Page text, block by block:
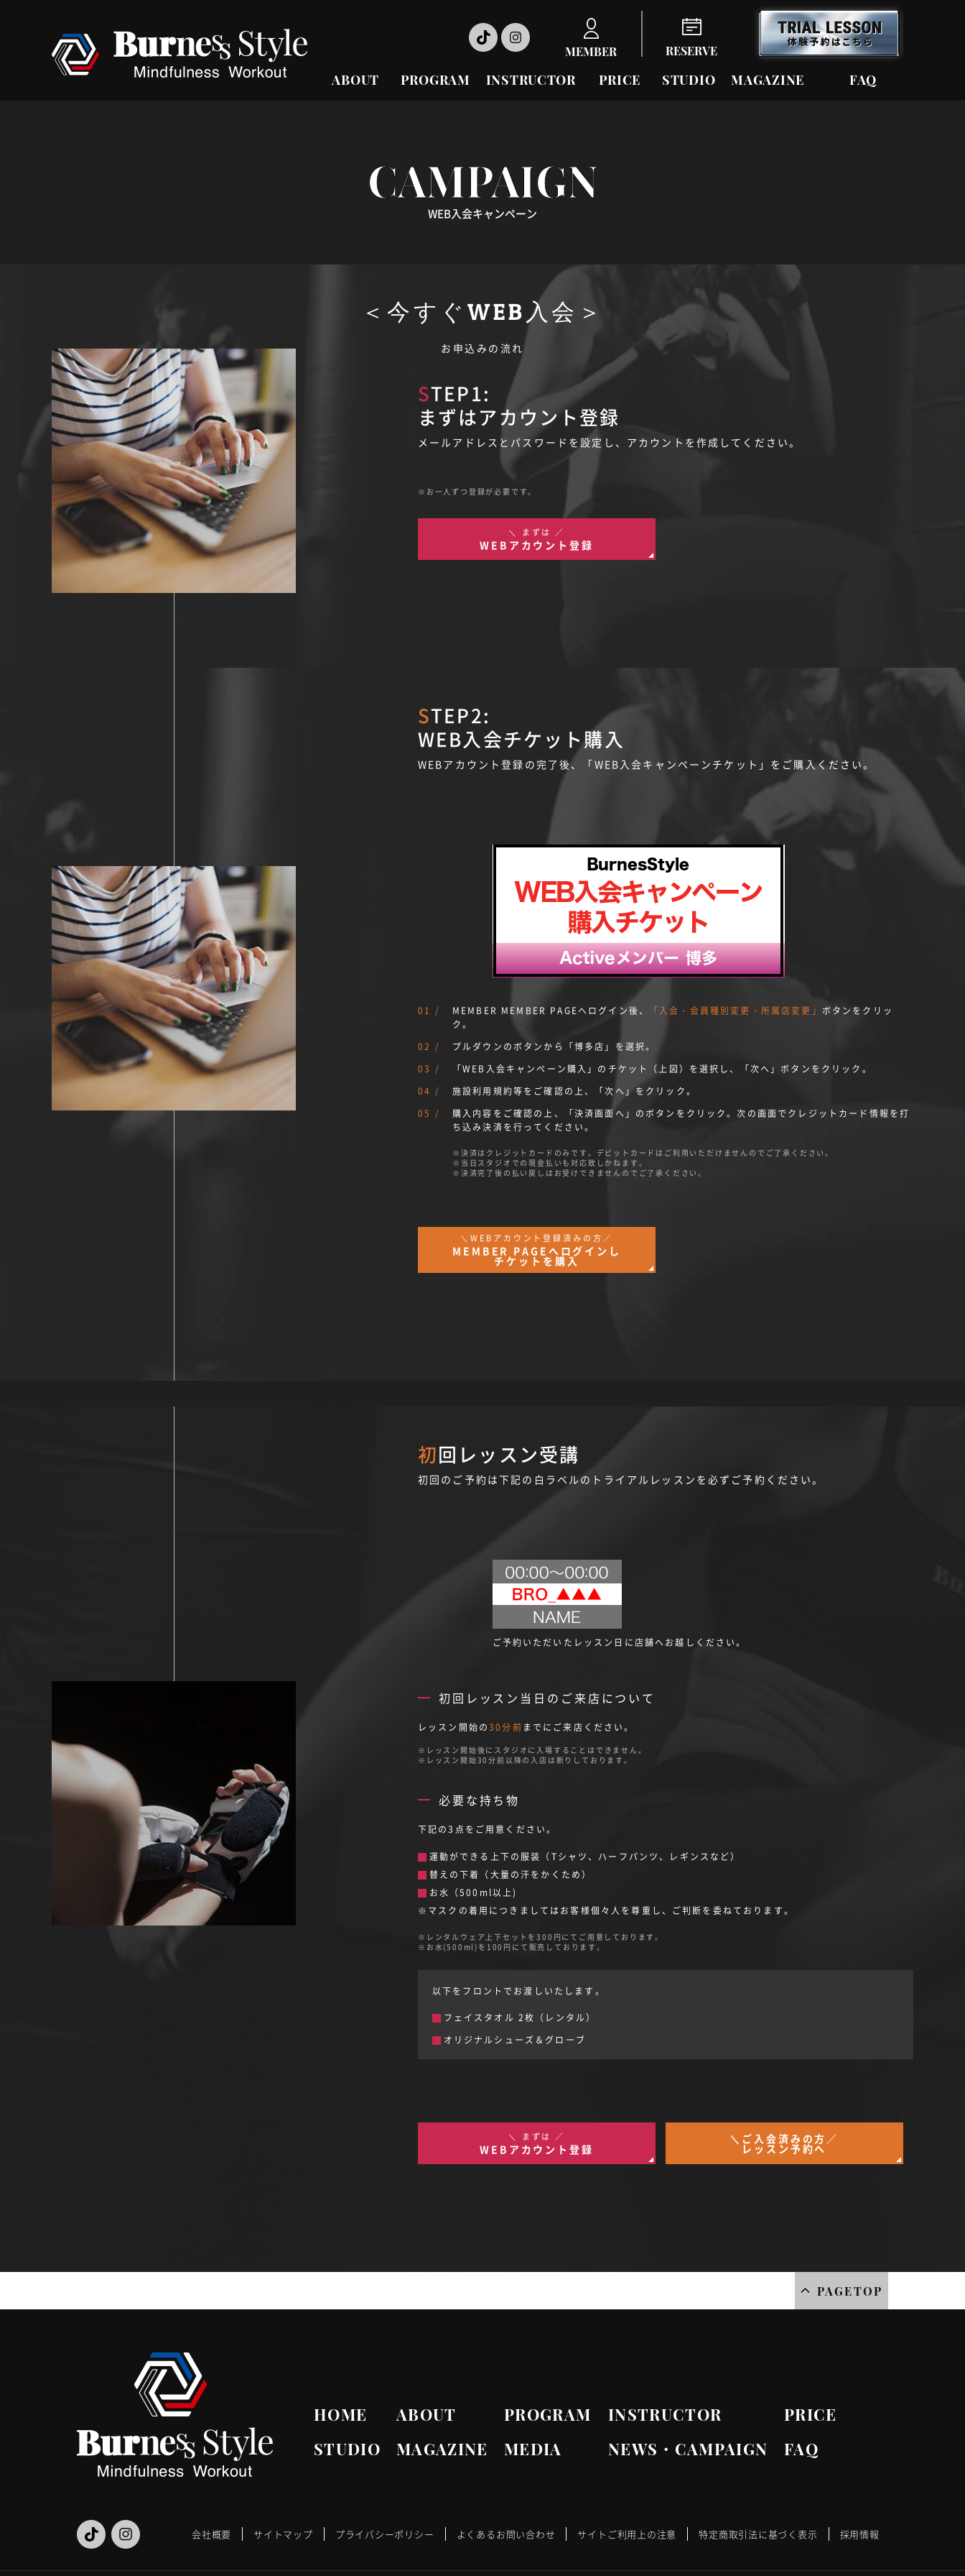
MEMBER RESERVE
ABOUT PROGRAM INSTRUCTOR PRICE STUDIO MAGAZINE FAQ
CAMPAIGN
WEB入会キャンペーン
＜今すぐWEB入会＞
お申込みの流れ
STEP1:
まずはアカウント登録
メールアドレスとパスワードを設定し、アカウントを作成してください。
お一人ずつ登録が必要です。
＼ まずは ／
WEBアカウント登録
STEP2:
WEB入会チケット購入
WEBアカウント登録の完了後、「WEB入会キャンペーンチケット」をご購入ください。
MEMBER MEMBER PAGEへログイン後、 「入会・会員種別変更・所属店変更」 ボタンをクリッ
ク。
プルダウンのボタンから「博多店」を選択。
「WEB入会キャンペーン購入」のチケット（上図）を選択し、「次へ」ボタンをクリック。
施設利用規約等をご確認の上、「次へ」をクリック。
購入内容をご確認の上、「決済画面へ」のボタンをクリック。次の画面でクレジットカード情報を打
ち込み決済を行ってください。
決済はクレジットカードのみです。デビットカードはご利用いただけませんのでご了承ください。
当日スタジオでの現金払いも対応致しかねます。
決済完了後の払い戻しはお受けできませんのでご了承ください。
＼WEBアカウント登録済みの方／
MEMBER PAGEへログインし
チケットを購入
初回レッスン受講
初回のご予約は下記の白ラベルのトライアルレッスンを必ずご予約ください。
ご予約いただいたレッスン日に店舗へお越しください。
初回レッスン当日のご来店について
レッスン開始の30分前 までにご来店ください。
レッスン開始後にスタジオに入場することはできません。
レッスン開始30分前以降の入店は断りしております。
必要な持ち物
下記の3点をご用意ください。
運動ができる上下の服装（Tシャツ、ハーフパンツ、レギンスなど）
替えの下着（大量の汗をかくため）
お水（500ml以上)
※マスクの着用につきましてはお客様個々人を尊重し、ご判断を委ねております。
レンタルウェア上下セットを300円にてご用意しております。
お水(500ml)を100円にて販売しております。
以下をフロントでお渡しいたします。
フェイスタオル 2枚（レンタル）
オリジナルシューズ＆グローブ
＼ まずは ／
WEBアカウント登録
＼ご入会済みの方／
レッスン予約へ
PAGETOP
HOME ABOUT PROGRAM INSTRUCTOR
PRICE
STUDIO
MAGAZINE MEDIA NEWS・CAMPAIGN FAQ
会社概要 サイトマップ プライバシーポリシー よくあるお問い合わせ サイトご利用上の注意 特定商取引法に基づく表示 採用情報